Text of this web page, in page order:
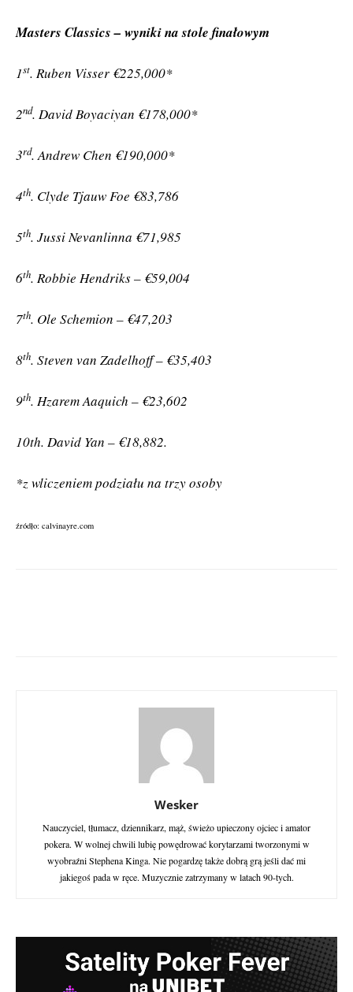
Masters Classics – wyniki na stole finałowym
1st. Ruben Visser €225,000*
2nd. David Boyaciyan €178,000*
3rd. Andrew Chen €190,000*
4th. Clyde Tjauw Foe €83,786
5th. Jussi Nevanlinna €71,985
6th. Robbie Hendriks – €59,004
7th. Ole Schemion – €47,203
8th. Steven van Zadelhoff – €35,403
9th. Hzarem Aaquich – €23,602
10th. David Yan – €18,882.
*z wliczeniem podziału na trzy osoby
źródło: calvinayre.com
Wesker
Nauczyciel, tłumacz, dziennikarz, mąż, świeżo upieczony ojciec i amator
pokera. W wolnej chwili lubię powędrować korytarzami tworzonymi w
wyobraźni Stephena Kinga. Nie pogardzę także dobrą grą jeśli dać mi
jakiegoś pada w ręce. Muzycznie zatrzymany w latach 90-tych.